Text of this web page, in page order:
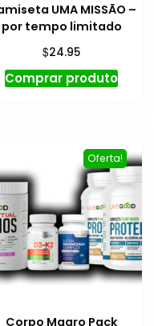
UMA MISSÃO –
por tempo limitado
$24.95
Comprar produto
Oferta!
Corpo Magro Pack